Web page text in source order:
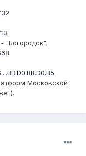
"Богородск".
Московской